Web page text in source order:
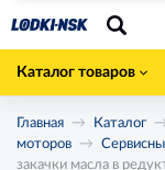
Каталог товаров
Главная Каталог
моторов
закачки масла в